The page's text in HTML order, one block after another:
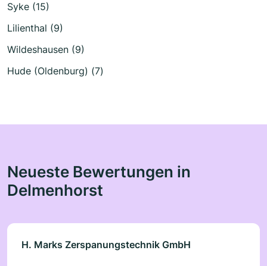
Syke (15)
Lilienthal (9)
Wildeshausen (9)
Hude (Oldenburg) (7)
Neueste Bewertungen in
Delmenhorst
H. Marks Zerspanungstechnik GmbH